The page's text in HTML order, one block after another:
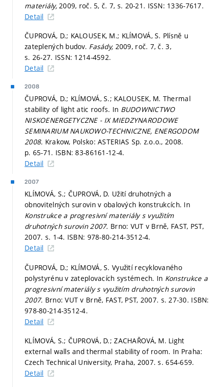
materiály, 2009, roč. 5, č. 7, s. 20-21. ISSN: 1336-7617.
Detail
ČUPROVÁ, D.; KALOUSEK, M.; KLÍMOVÁ, S. Plísně u
zateplených budov. Fasády, 2009, roč. 7, č. 3,
s. 26-27. ISSN: 1214-4592.
Detail
2008
ČUPROVÁ, D.; KLÍMOVÁ, S.; KALOUSEK, M. Thermal
stability of light atic roofs. In BUDOWNICTWO
NISKOENERGETYCZNE - IX MIEDZYNARODOWE
SEMINARIUM NAUKOWO-TECHNICZNE, ENERGODOM
2008. Krakow, Polsko: ASTERIAS Sp. z.o.o., 2008.
p. 65-71. ISBN: 83-86161-12-4.
Detail
2007
KLÍMOVÁ, S.; ČUPROVÁ, D. Užití druhotných a
obnovitelných surovin v obalových konstrukcích. In
Konstrukce a progresivní materiály s využitím
druhotných surovin 2007. Brno: VUT v Brně, FAST, PST,
2007. s. 1-4. ISBN: 978-80-214-3512-4.
Detail
ČUPROVÁ, D.; KLÍMOVÁ, S. Využití recyklovaného
polystyrénu v zateplovacích systémech. In Konstrukce a
progresivní materiály s využitím druhotných surovin
2007. Brno: VUT v Brně, FAST, PST, 2007. s. 27-30. ISBN:
978-80-214-3512-4.
Detail
KLÍMOVÁ, S.; ČUPROVÁ, D.; ZACHAŘOVÁ, M. Light
external walls and thermal stability of room. In Praha:
Czech Technical University, Praha, 2007.s. 654-659.
Detail